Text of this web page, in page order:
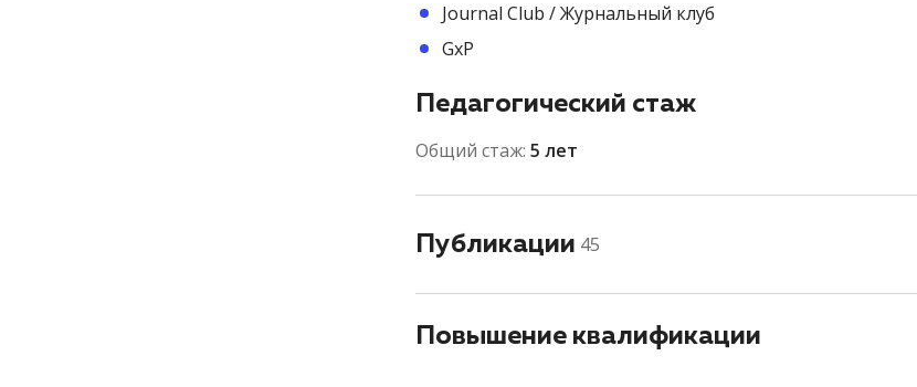
Journal Club / Журнальный клуб
GxP
Педагогический стаж
Общий стаж: 5 лет
Публикации 45
Повышение квалификации